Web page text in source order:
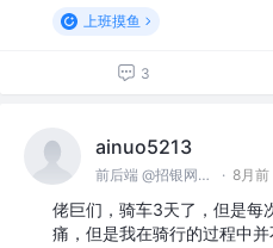
上班摸鱼
3
ainuo5213
前后端 @招银网络科技 · 8月前
佬巨们，骑车3天了，但是每
痛，但是我在骑行的过程中